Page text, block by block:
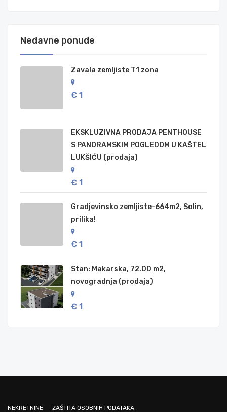
Nedavne ponude
Zavala zemljiste T1 zona
€ 1
EKSKLUZIVNA PRODAJA PENTHOUSE
S PANORAMSKIM POGLEDOM U KAŠTEL
LUKŠIĆU (prodaja)
€ 1
Gradjevinsko zemljiste-664m2, Solin,
prilika!
€ 1
Stan: Makarska, 72.00 m2,
novogradnja (prodaja)
€ 1
NEKRETNINE ZAŠTITA OSOBNIH PODATAKA